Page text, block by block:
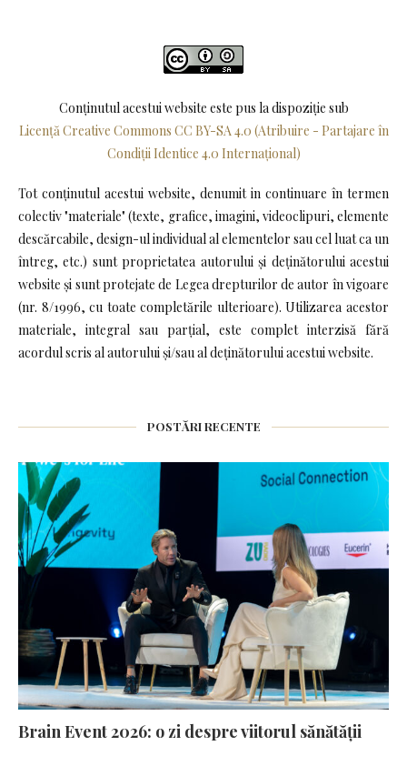
Conținutul acestui website este pus la dispoziţie sub
Licență Creative Commons CC BY-SA 4.0 (Atribuire - Partajare în
Condiții Identice 4.0 Internațional)
Tot conținutul acestui website, denumit in continuare în termen
colectiv "materiale" (texte, grafice, imagini, videoclipuri, elemente
descărcabile, design-ul individual al elementelor sau cel luat ca un
întreg, etc.) sunt proprietatea autorului și deținătorului acestui
website și sunt protejate de Legea drepturilor de autor în vigoare
(nr. 8/1996, cu toate completările ulterioare). Utilizarea acestor
materiale, integral sau parțial, este complet interzisă fără
acordul scris al autorului și/sau al deținătorului acestui website.
POSTĂRI RECENTE
Brain Event 2026: o zi despre viitorul sănătății